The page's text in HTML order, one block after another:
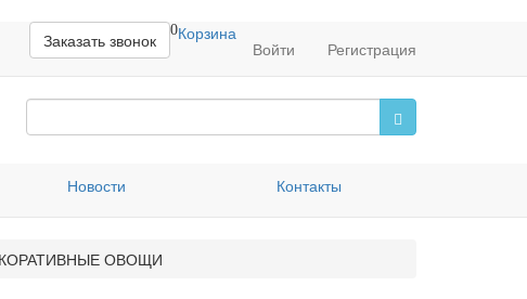
0Корзина
Войти Регистрация
Заказать звонок
Новости Контакты
ОВОЩИ